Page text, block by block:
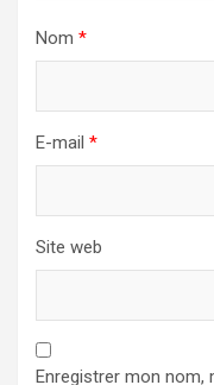
Nom *
E-mail *
Site web
Enregistrer mon nom,